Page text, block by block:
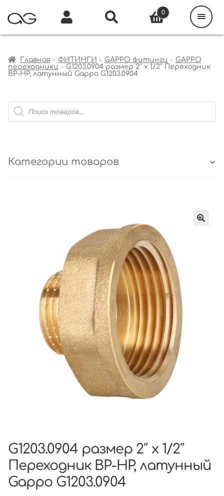
Главная ФИТИНГИ GAPPO фитинги
GAPPO
переходники
G1203.0904 размер 2″ х 1/2″ Переходник
ВР-НР, латунный Gappo G1203.0904
Поиск
товаров
Категории товаров
G1203.0904 размер 2″ х 1/2″
Переходник ВР-НР, латунный
Gappo G1203.0904
0